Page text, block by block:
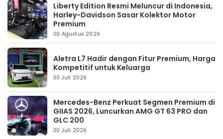
Liberty Edition Resmi Meluncur di Indonesia,
Harley-Davidson Sasar Kolektor Motor
Premium
03 Agustus 2026
Aletra L7 Hadir dengan Fitur Premium, Harga
Kompetitif untuk Keluarga
30 Juli 2026
Mercedes-Benz Perkuat Segmen Premium di
GIIAS 2026, Luncurkan AMG GT 63 PRO dan
GLC 200
30 Juli 2026